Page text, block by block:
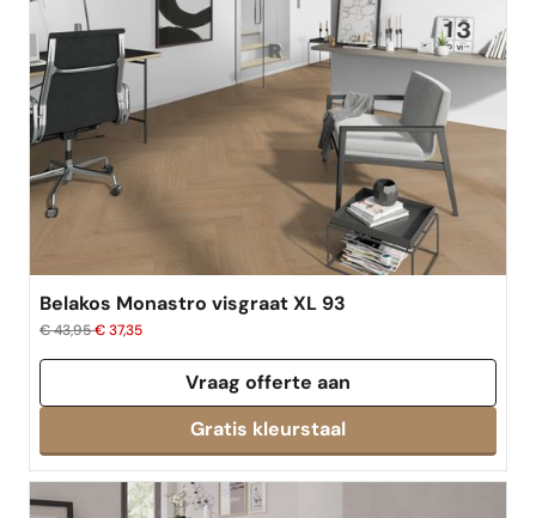
Belakos Monastro visgraat XL 93
€ 43,95€ 37,35
Vraag offerte aan